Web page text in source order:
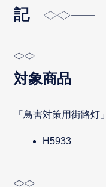
記
対象商品
「鳥害対策用街路灯
H5933